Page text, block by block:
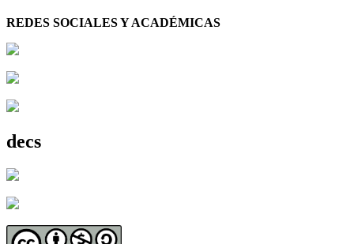
REDES SOCIALES Y ACADÉMICAS
decs